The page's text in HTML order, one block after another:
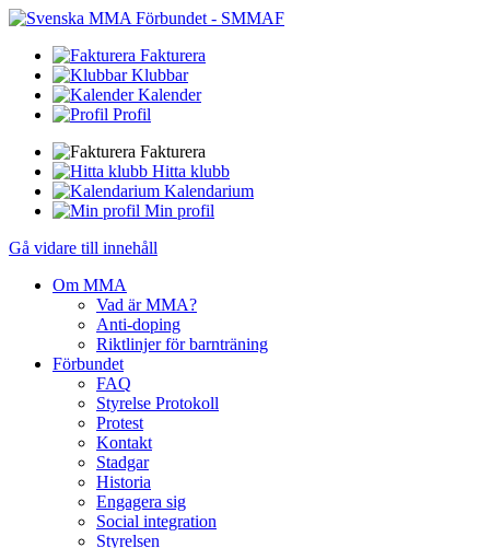
Fakturera
Klubbar
Kalender
Profil
Fakturera
Hitta klubb
Kalendarium
Min profil
Gå vidare till innehåll
Om MMA
Vad är MMA?
Anti-doping
Riktlinjer för barnträning
Förbundet
FAQ
Styrelse Protokoll
Protest
Kontakt
Stadgar
Historia
Engagera sig
Social integration
Styrelsen